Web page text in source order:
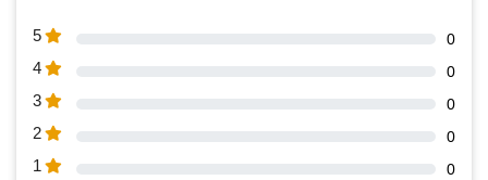
5 0
4 0
3 0
2 0
1 0